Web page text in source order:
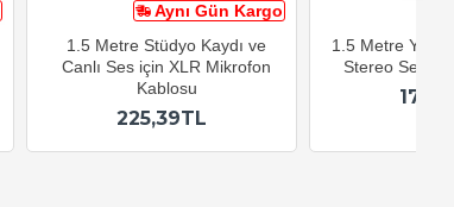
Aynı Gün Kargo
1.5 Metre Stüdyo Kaydı ve
Canlı Ses için XLR Mikrofon
Kablosu
225,39TL
1.5 Metre
Stereo Ses